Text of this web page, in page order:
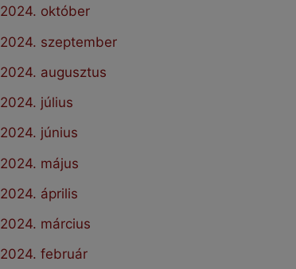
2024. október
2024. szeptember
2024. augusztus
2024. július
2024. június
2024. május
2024. április
2024. március
2024. február